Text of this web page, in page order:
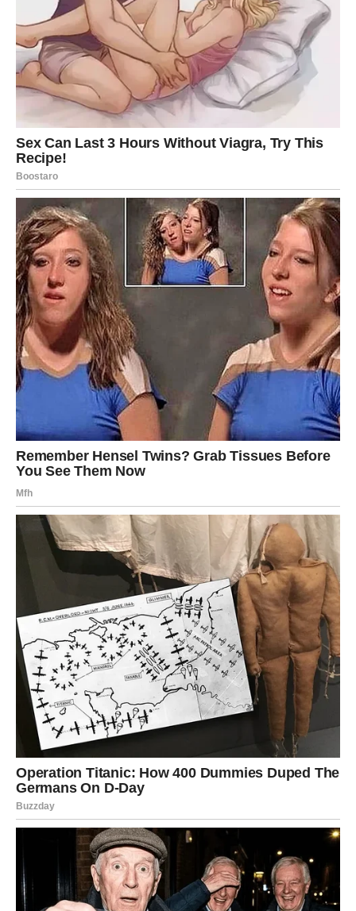
Blagostanje dolazi kroz novu ideju, kroz podršku
prijatelja, kroz osećaj da ste inspirisani, ali i kroz trenutak
u kome konačno kažete „ne“ nečemu što vas iscrpljuje.
Finansijski se otvara prostor da napravite pametan potez,
a emotivno – da se oslobodite onoga što je bilo previše
teško.
Poruka sedmice:
vam vraća kao bumerang – ali u najlepšem smislu.
RIBE
Ribe do kraja sedmice ulaze u fazu blagostanja koja
dolazi tiho, ali snažno, kroz intuiciju, kroz osećaj da vas
Univerzum vodi, kroz znakove koji se ponavljaju i kroz
ljude koji se pojavljuju baš onda kada vam je potrebno.
Moguće je lepo iznenađenje, pomoć, poklon, dobra vest,
ali čak i ako ništa od toga ne dođe spektakularno, vi ćete
osetiti da se nešto u vama smirilo, kao da ste prestali da
se borite sa sobom.
U ljubavi dolazi toplina, a u poslu stabilizacija.
Poruka sedmice: Kada prestanete da sumnjate, čuda
počinju da se dešavaju prirodno.